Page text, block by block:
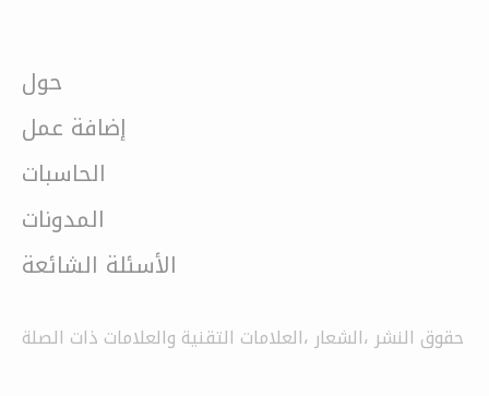
حول
إضافة عمل
الحاسبات
المدونات
الأسئلة الشائعة
حقوق النشر ،الشعار ،العلامات التقنية والعلامات ذات الصلة